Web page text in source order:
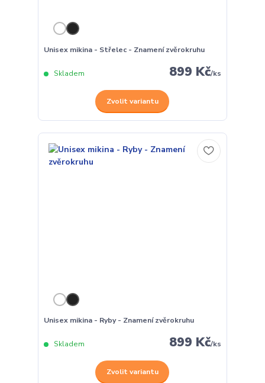
Unisex mikina - Střelec - Znamení zvěrokruhu
899 Kč/ks
Skladem
Zvolit variantu
Unisex mikina - Ryby - Znamení zvěrokruhu
899 Kč/ks
Skladem
Zvolit variantu